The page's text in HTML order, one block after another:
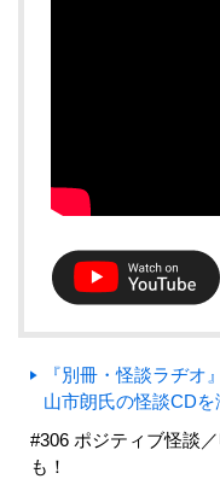
『別冊・怪談ラヂオ
山市朗氏の怪談CDを
#306 ポジティブ怪談
も！